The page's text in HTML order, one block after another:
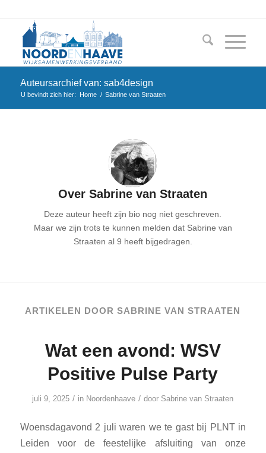
Auteursarchief van: sab4design
U bevindt zich hier: Home / Sabrine van Straaten
OverSabrine van Straaten
Deze auteur heeft zijn bio nog niet geschreven.
Maar we zijn trots te kunnen melden dat Sabrine van
Straaten al 9 heeft bijgedragen.
ARTIKELEN DOOR SABRINE VAN STRAATEN
Wat een avond: WSV
Positive Pulse Party
juli 9, 2025 / in Noordenhaave / door Sabrine van Straaten
Woensdagavond 2 juli waren we te gast bij PLNT in
Leiden voor de feestelijke afsluiting van onze